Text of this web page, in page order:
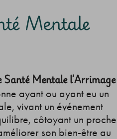
Mentale
Santé Mentale l’Arrimage
ayant ou ayant eu un
vivant un événement
côtoyant un proche
son bien-être au